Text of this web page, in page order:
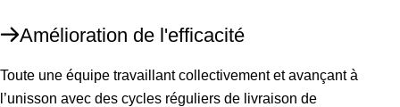
Amélioration de l'efficacité
Toute une équipe travaillant collectivement et avançant à
l’unisson avec des cycles réguliers de livraison de